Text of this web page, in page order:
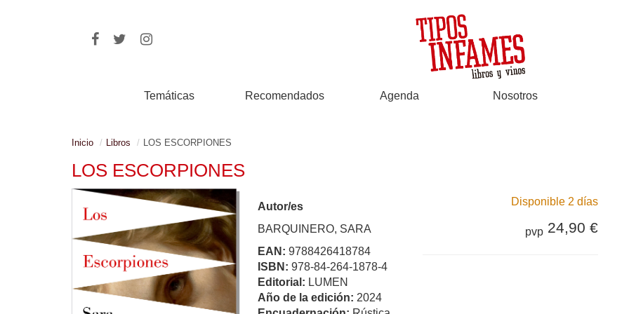
Temáticas Recomendados Agenda Nosotros
Inicio Libros LOS ESCORPIONES
LOS ESCORPIONES
Autor/es
BARQUINERO, SARA
EAN: 9788426418784
ISBN: 978-84-264-1878-4
Editorial: LUMEN
Año de la edición: 2024
Disponible 2 días
pvp 24,90 €